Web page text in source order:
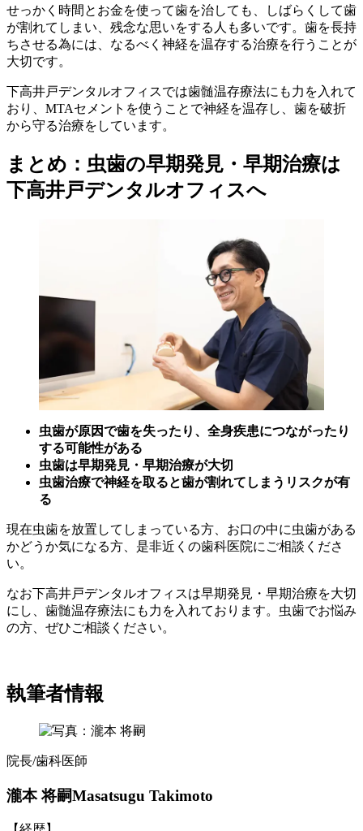
せっかく時間とお金を使って歯を治しても、しばらくして歯
が割れてしまい、残念な思いをする人も多いです。歯を長持
ちさせる為には、なるべく神経を温存する治療を行うことが
大切です。
下高井戸デンタルオフィスでは歯髄温存療法にも力を入れて
おり、MTAセメントを使うことで神経を温存し、歯を破折
から守る治療をしています。
まとめ：虫歯の早期発見・早期治療は
下高井戸デンタルオフィスへ
虫歯が原因で歯を失ったり、全身疾患につながったり
する可能性がある
虫歯は早期発見・早期治療が大切
虫歯治療で神経を取ると歯が割れてしまうリスクが有
る
現在虫歯を放置してしまっている方、お口の中に虫歯がある
かどうか気になる方、是非近くの歯科医院にご相談くださ
い。
なお下高井戸デンタルオフィスは早期発見・早期治療を大切
にし、歯髄温存療法にも力を入れております。虫歯でお悩み
の方、ぜひご相談ください。
執筆者情報
院長/歯科医師
瀧本 将嗣Masatsugu Takimoto